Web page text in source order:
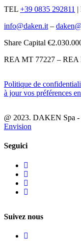
TEL +39 0835 292811 |
info@daken.it –
Share Capital
REA MT 77227 – REA
Politique de
à jour vos préférences
@ 2023. DAKEN Spa
Envision
Seguici
Suivez nous